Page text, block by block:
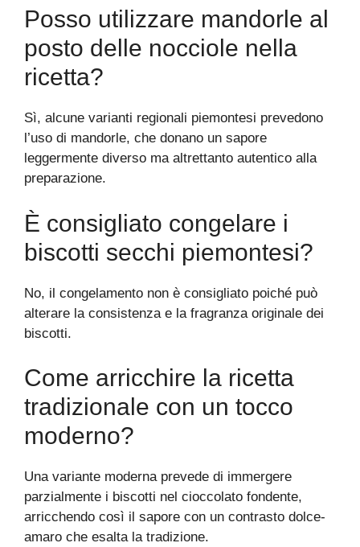
Posso utilizzare mandorle al
posto delle nocciole nella
ricetta?
Sì, alcune varianti regionali piemontesi prevedono
l’uso di mandorle, che donano un sapore
leggermente diverso ma altrettanto autentico alla
preparazione.
È consigliato congelare i
biscotti secchi piemontesi?
No, il congelamento non è consigliato poiché può
alterare la consistenza e la fragranza originale dei
biscotti.
Come arricchire la ricetta
tradizionale con un tocco
moderno?
Una variante moderna prevede di immergere
parzialmente i biscotti nel cioccolato fondente,
arricchendo così il sapore con un contrasto dolce-
amaro che esalta la tradizione.